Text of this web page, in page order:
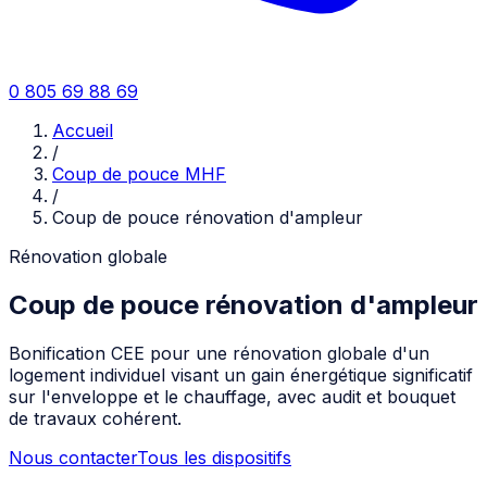
0 805 69 88 69
Accueil
/
Coup de pouce MHF
/
Coup de pouce rénovation d'ampleur
Rénovation globale
Coup de pouce rénovation d'ampleur
Bonification CEE pour une rénovation globale d'un
logement individuel visant un gain énergétique significatif
sur l'enveloppe et le chauffage, avec audit et bouquet
de travaux cohérent.
Nous contacterTous les dispositifs